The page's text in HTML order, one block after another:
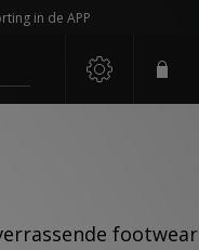
de APP
footwear